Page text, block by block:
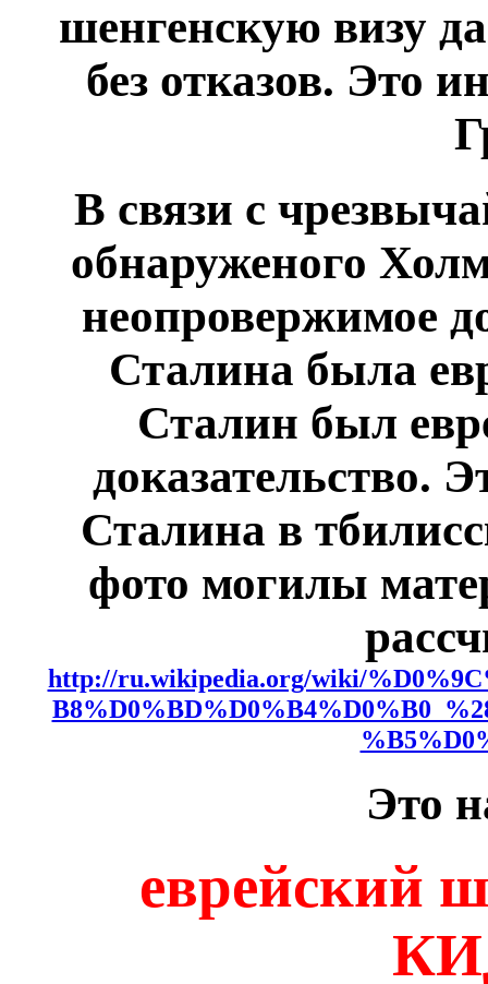
шенгенскую визу
без отказов. Это
В связи с
обнаруженого
неопровержимое
Сталина была
Сталин был
доказательство.
Сталина в
фото могилы
http://ru.wikipedia.org/wiki/
Это
еврейский